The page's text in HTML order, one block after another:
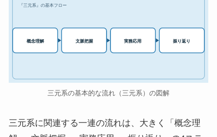
『三元系』の基本フロー
概念理解 文脈把握 実務応用 振り返り
三元系の基本的な流れ（三元系）の図解
三元系に関連する一連の流れは、大きく「概念理